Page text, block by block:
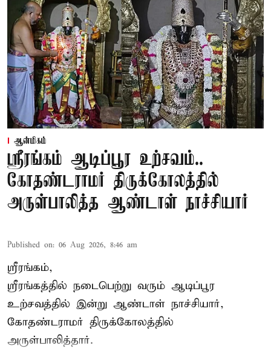
ஆன்மிகம்
ஸ்ரீரங்கம் ஆடிப்பூர உற்சவம்..
கோதண்டராமர் திருக்கோலத்தில்
அருள்பாலித்த ஆண்டாள் நாச்சியார்
Published on: 06 Aug 2026, 8:46 am
ஸ்ரீரங்கம்,
ஸ்ரீரங்கத்தில் நடைபெற்று வரும் ஆடிப்பூர
உற்சவத்தில் இன்று ஆண்டாள் நாச்சியார்,
கோதண்டராமர் திருக்கோலத்தில்
அருள்பாலித்தார்.